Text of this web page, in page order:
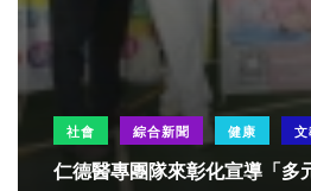
社會 綜合新聞 健康 文
仁德醫專團隊來彰化宣導「多